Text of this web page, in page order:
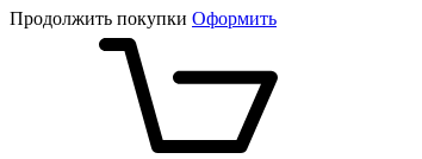
Продолжить покупки Оформить